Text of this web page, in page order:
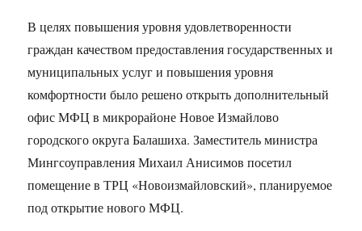
В целях повышения уровня удовлетворенности
граждан качеством предоставления государственных и
муниципальных услуг и повышения уровня
комфортности было решено открыть дополнительный
офис МФЦ в микрорайоне Новое Измайлово
городского округа Балашиха. Заместитель министра
Мингсоуправления Михаил Анисимов посетил
помещение в ТРЦ «Новоизмайловский», планируемое
под открытие нового МФЦ.